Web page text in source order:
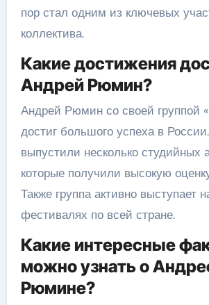
пор стал одним из ключевых
коллектива.
Какие достижения
Андрей Рюмин?
Андрей Рюмин со своей группой
достиг большого успеха в
выпустили несколько студийных
которые получили высокую
Также группа активно выступает
фестивалях по всей стране.
Какие интересные
можно узнать о
Рюмине?